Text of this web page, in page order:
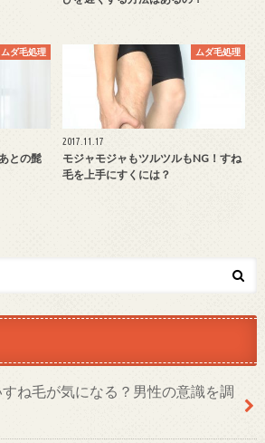
ムダ毛処理
との髭
ムダ毛処理
2017.11.17
モジャモジャもツルツルもNG！すね
毛を上手にすくには？
ね毛が気になる？男性の意識を調